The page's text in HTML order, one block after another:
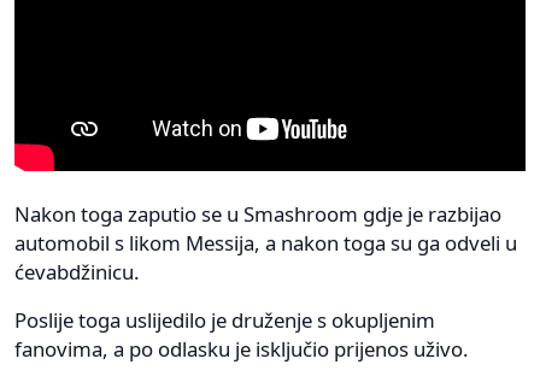
Nakon toga zaputio se u Smashroom gdje je razbijao
automobil s likom Messija, a nakon toga su ga odveli u
ćevabdžinicu.
Poslije toga uslijedilo je druženje s okupljenim
fanovima, a po odlasku je isključio prijenos uživo.